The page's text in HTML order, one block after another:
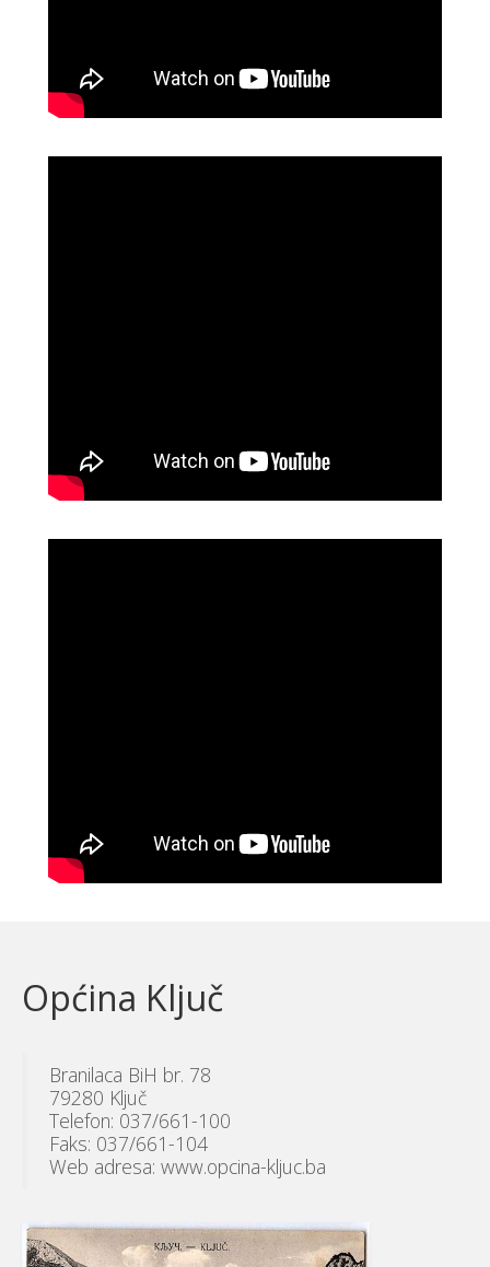
Općina Ključ
Branilaca BiH br. 78
79280 Ključ
Telefon: 037/661-100
Faks: 037/661-104
Web adresa: www.opcina-kljuc.ba